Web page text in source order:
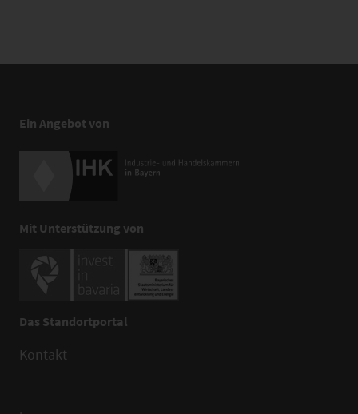
Ein Angebot von
Mit Unterstützung von
Das Standortportal
Kontakt